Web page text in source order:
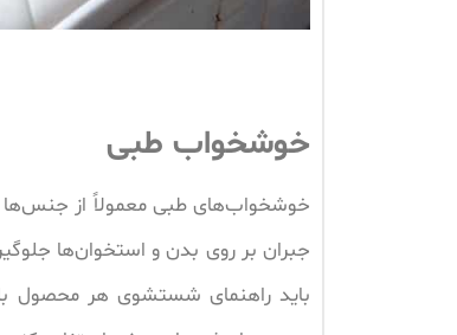
خوشخواب طبی
خوشخواب‌های طبی معمولاً از جنس‌ها
جبران بر روی بدن و استخوان‌ها
باید راهنمای شستشوی هر محصول